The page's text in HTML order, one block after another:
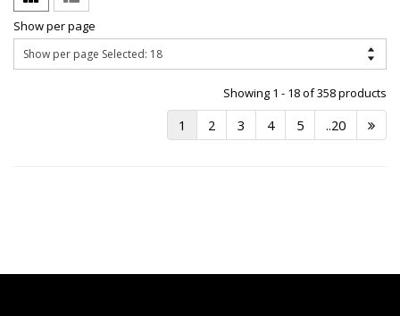
Show per page
Showing 1 - 18 of 358 products
1 2 3 4 5 ..20